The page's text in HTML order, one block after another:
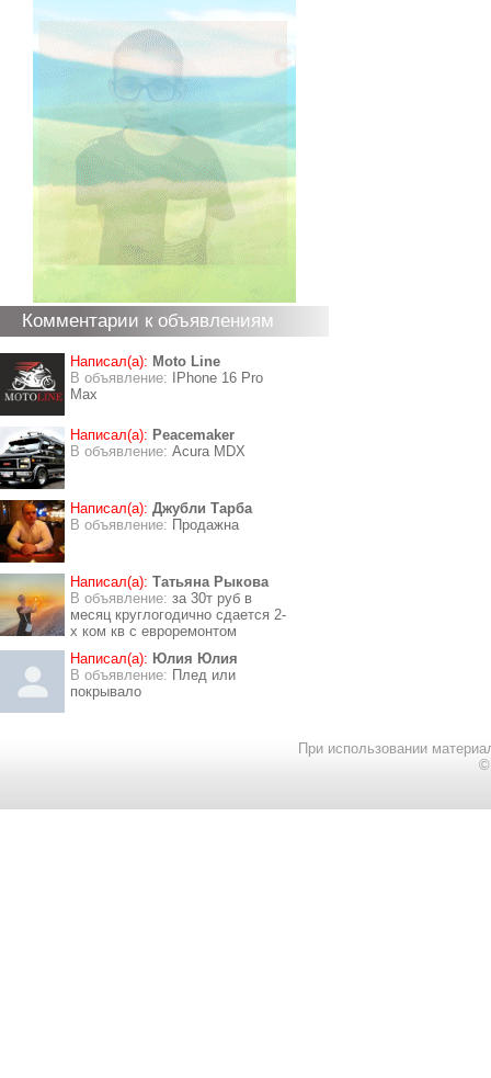
Комментарии к объявлениям
Написал(а): Moto Line
В объявление:
IPhone 16 Pro
Max
Написал(а): Peacemaker
В объявление: Acura MDX
Написал(а): Джубли Тарба
В объявление: Продажна
Написал(а): Татьяна Рыкова
В объявление: за 30т руб в
месяц круглогодично сдается 2-
х ком кв с евроремонтом
Написал(а): Юлия Юлия
В объявление: Плед или
покрывало
При использовании